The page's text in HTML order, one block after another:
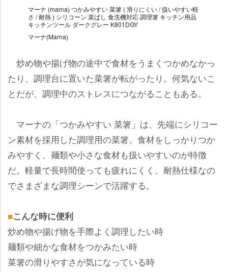
マーナ (marna) つかみやすい 菜箸 ( 滑りにくい / 扱いやすい軽
さ / 耐熱 ) シリコーン 菜ばし 食洗機対応 調理箸 キッチン用品
キッチンツール ダークグレー K801DGY
マーナ(Marna)
炒め物や揚げ物の途中で食材をうまくつかめなかっ
たり、調理台に置いた菜箸が転がったり。何気ないこ
とだが、調理中のストレスにつながることもある。
マーナの「つかみやすい 菜箸」は、先端にシリコー
ン素材を採用した調理用の菜箸。食材をしっかりつか
みやすく、麺類や小さな食材も扱いやすいのが特徴
だ。軽量で長時間使っても疲れにくく、耐熱仕様なの
でさまざまな調理シーンで活躍する。
■こんな時に便利
炒め物や揚げ物を手際よく調理したい時
麺類や細かな食材をつかみたい時
菜箸の滑りやすさが気になっている時